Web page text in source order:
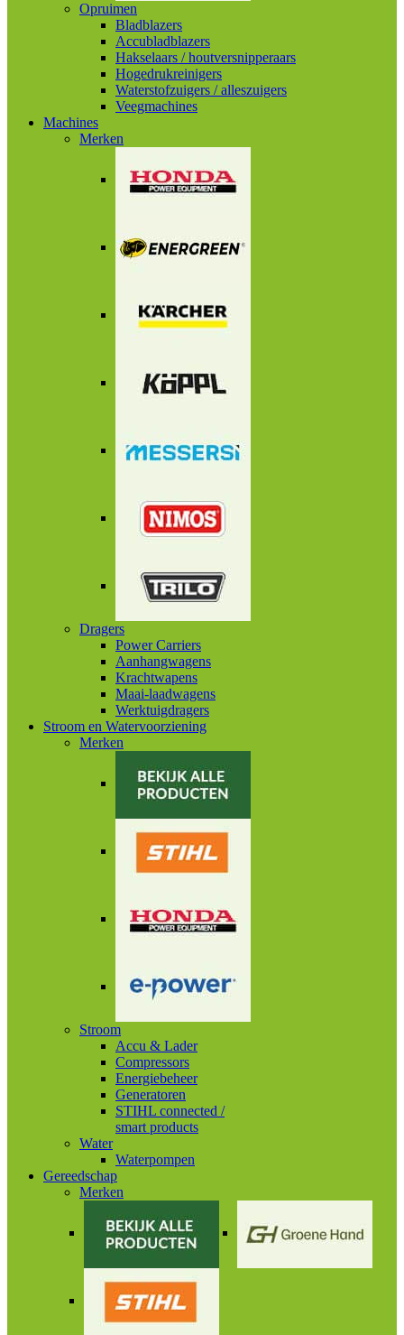
Opruimen
Bladblazers
Accubladblazers
Hakselaars / houtversnipperaars
Hogedrukreinigers
Waterstofzuigers / alleszuigers
Veegmachines
Machines
Merken
Dragers
Power Carriers
Aanhangwagens
Krachtwapens
Maai-laadwagens
Werktuigdragers
Stroom en Watervoorziening
Merken
Stroom
Accu & Lader
Compressors
Energiebeheer
Generatoren
STIHL connected /
smart products
Water
Waterpompen
Gereedschap
Merken